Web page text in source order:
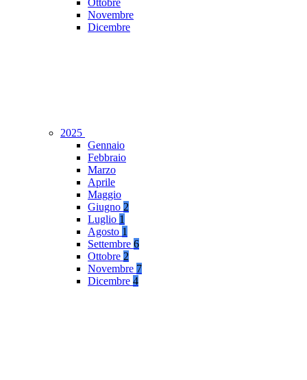
Ottobre
Novembre
Dicembre
2025
Gennaio
Febbraio
Marzo
Aprile
Maggio
Giugno 2
Luglio 1
Agosto 1
Settembre 6
Ottobre 2
Novembre 7
Dicembre 4